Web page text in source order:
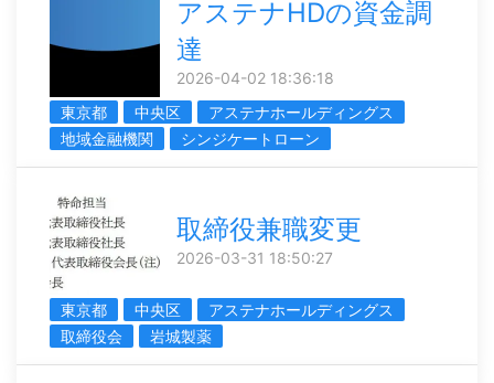
アステナHDの資金調
達
2026-04-02 18:36:18
東京都
中央区
アステナホールディングス
地域金融機関
シンジケートローン
取締役兼職変更
2026-03-31 18:50:27
東京都 中央区
アステナホールディングス
取締役会
岩城製薬